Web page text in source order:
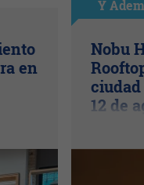
en
Y
Nobu
12 de